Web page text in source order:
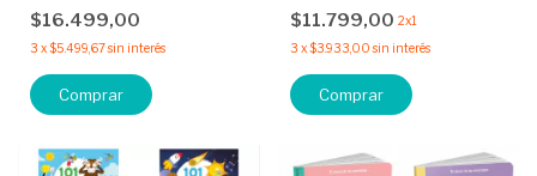
$16.499,00
3 x$5.499,67sin interés
Comprar
$11.799,00 2x1
3 x$3.933,00 sin interés
Comprar